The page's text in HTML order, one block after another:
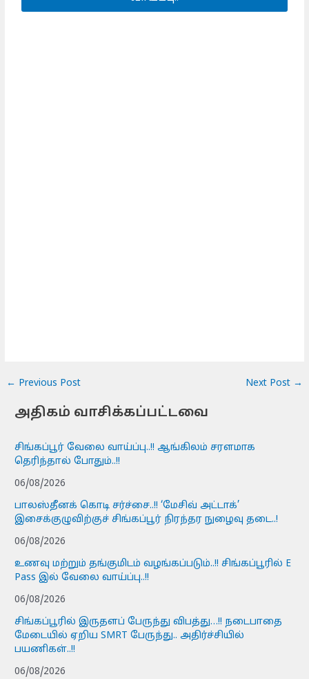
← Previous Post Next Post →
அதிகம் வாசிக்கப்பட்டவை
சிங்கப்பூர் வேலை வாய்ப்பு..!! ஆங்கிலம் சரளமாக
தெரிந்தால் போதும்..!!
06/08/2026
பாலஸ்தீனக் கொடி சர்ச்சை..!! ‘மேசிவ் அட்டாக்’
இசைக்குழுவிற்குச் சிங்கப்பூர் நிரந்தர நுழைவு தடை..!
06/08/2026
உணவு மற்றும் தங்குமிடம் வழங்கப்படும்..!! சிங்கப்பூரில் E
Pass இல் வேலை வாய்ப்பு..!!
06/08/2026
சிங்கப்பூரில் இருதளப் பேருந்து விபத்து…!! நடைபாதை
மேடையில் ஏறிய SMRT பேருந்து.. அதிர்ச்சியில்
பயணிகள்..!!
06/08/2026